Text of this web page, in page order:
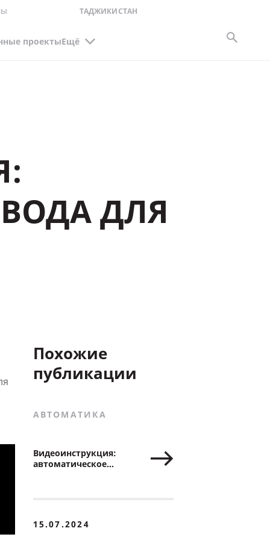
ТАДЖИКИСТАН
проектыЕщё
ДЛЯ
Похожие
публикации
АВТОМАТИКА
Видеоинструкция:
автоматическое
15.07.2024